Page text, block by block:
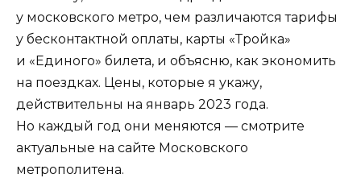
у московского метро, чем различаются тарифы
у бесконтактной оплаты, карты «Тройка»
и «Единого» билета, и объясню, как экономить
на поездках. Цены, которые я укажу,
действительны на январь 2023 года.
Но каждый год они меняются — смотрите
актуальные на сайте Московского
метрополитена.